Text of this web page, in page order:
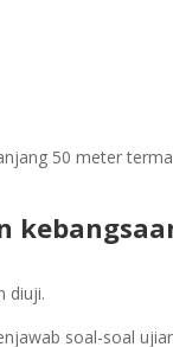
50 meter
diuji.
soal-soal